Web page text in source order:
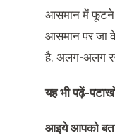
आसमान में फूटने
आसमान पर जा
है. अलग-अलग
यह भी पढ़ें-
आइये आपको